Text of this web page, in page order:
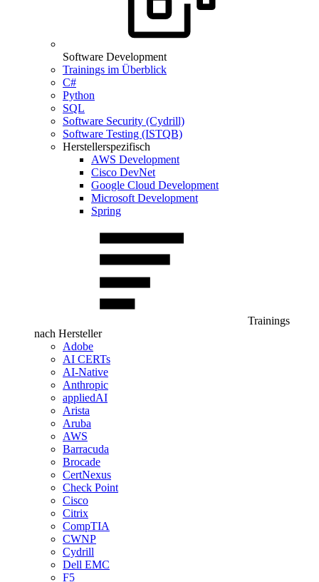
Software Development
Trainings im Überblick
C#
Python
SQL
Software Security (Cydrill)
Software Testing (ISTQB)
Herstellerspezifisch
AWS Development
Cisco DevNet
Google Cloud Development
Microsoft Development
Spring
Trainings
nach Hersteller
Adobe
AI CERTs
AI-Native
Anthropic
appliedAI
Arista
Aruba
AWS
Barracuda
Brocade
CertNexus
Check Point
Cisco
Citrix
CompTIA
CWNP
Cydrill
Dell EMC
F5